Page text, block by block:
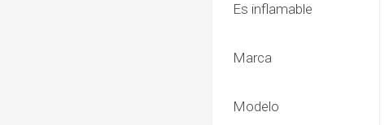
Es inflamable
Marca
Modelo